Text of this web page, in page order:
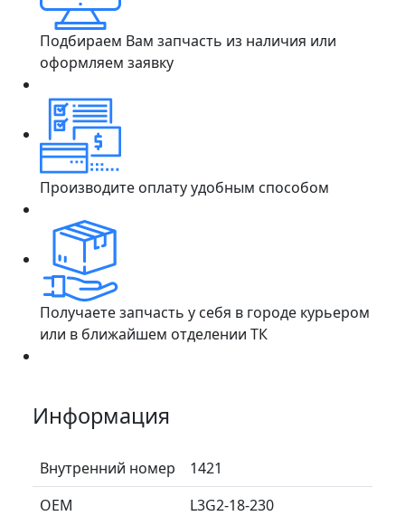
Подбираем Вам запчасть из наличия или
оформляем заявку
Производите оплату удобным способом
Получаете запчасть у себя в городе курьером
или в ближайшем отделении ТК
Информация
Внутренний номер
1421
ОЕМ
L3G2-18-230